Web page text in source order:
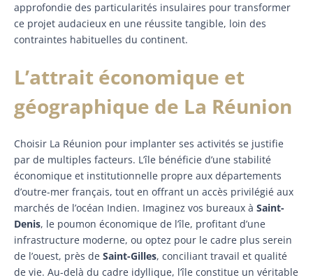
approfondie des particularités insulaires pour transformer
ce projet audacieux en une réussite tangible, loin des
contraintes habituelles du continent.
L’attrait économique et
géographique de La Réunion
Choisir La Réunion pour implanter ses activités se justifie
par de multiples facteurs. L’île bénéficie d’une stabilité
économique et institutionnelle propre aux départements
d’outre-mer français, tout en offrant un accès privilégié aux
marchés de l’océan Indien. Imaginez vos bureaux à Saint-
Denis, le poumon économique de l’île, profitant d’une
infrastructure moderne, ou optez pour le cadre plus serein
de l’ouest, près de Saint-Gilles, conciliant travail et qualité
de vie. Au-delà du cadre idyllique, l’île constitue un véritable